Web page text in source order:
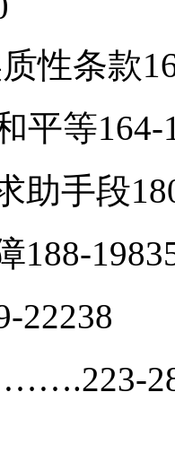
性条款
平等164-
助手段
188-
22238